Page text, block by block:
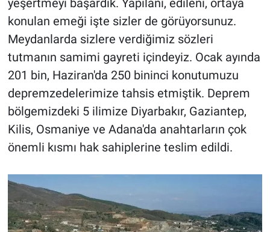
yeşertmeyi başardık. Yapılanı, edileni, ortaya
konulan emeği işte sizler de görüyorsunuz.
Meydanlarda sizlere verdiğimiz sözleri
tutmanın samimi gayreti içindeyiz. Ocak ayında
201 bin, Haziran'da 250 bininci konutumuzu
depremzedelerimize tahsis etmiştik. Deprem
bölgemizdeki 5 ilimize Diyarbakır, Gaziantep,
Kilis, Osmaniye ve Adana'da anahtarların çok
önemli kısmı hak sahiplerine teslim edildi.